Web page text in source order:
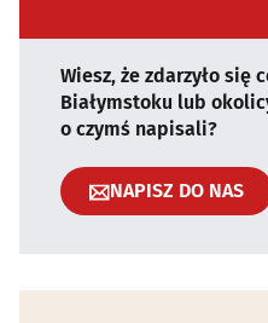
Wiesz, że zdarzyło się
Białymstoku lub
o czymś napisali?
NAPISZ DO NAS